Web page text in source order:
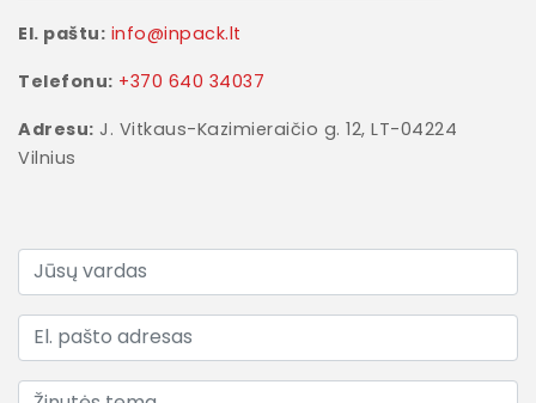
El. paštu: info@inpack.lt
Telefonu: +370 640 34037
Adresu: J. Vitkaus-Kazimieraičio g. 12, LT-04224
Vilnius